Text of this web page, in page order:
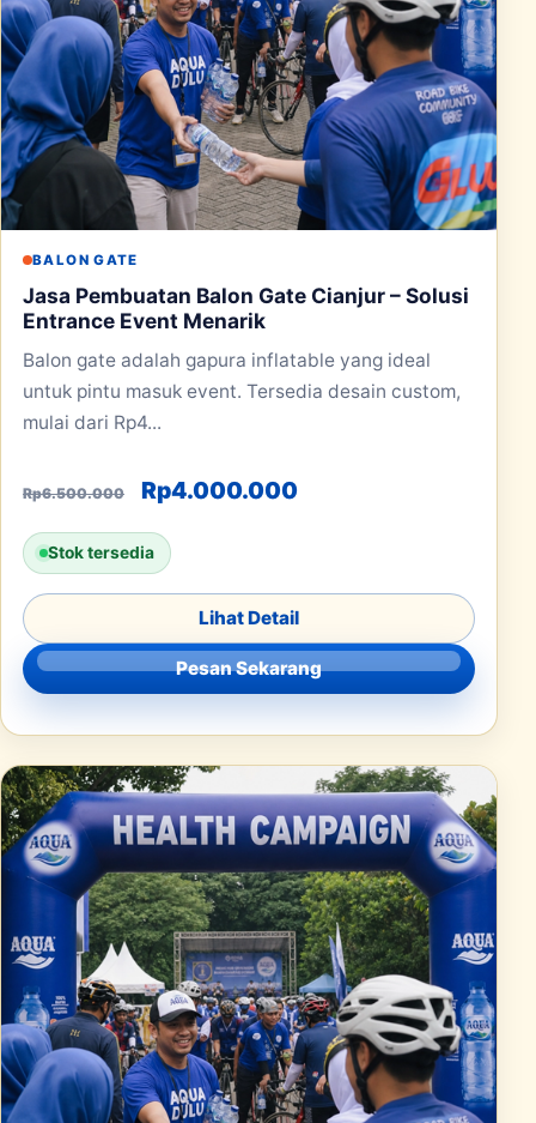
BALON GATE
Jasa Pembuatan Balon Gate Cianjur – Solusi
Entrance Event Menarik
Balon gate adalah gapura inflatable yang ideal
untuk pintu masuk event. Tersedia desain custom,
mulai dari Rp4...
Rp6.500.000 Harga aslinya adalah:
Rp4.000.000Harga saat ini
Stok tersedia
Lihat Detail
Pesan Sekarang